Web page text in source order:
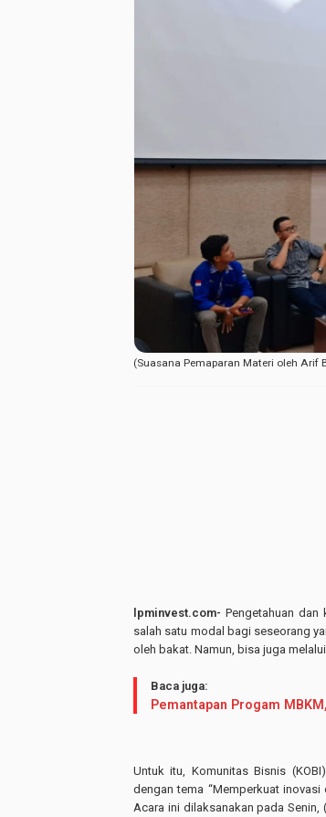
(Suasana Pemaparan Materi oleh Arif
lpminvest.com-Pengetahuan dan
salah satu modal bagi seseorang
oleh bakat. Namun, bisa juga
Baca juga:
Pemantapan Progam
Untuk itu, Komunitas Bisnis
dengan tema “Memperkuat
Acara ini dilaksanakan pada